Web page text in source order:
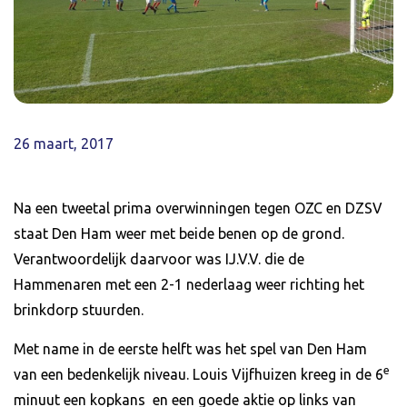
26 maart, 2017
Na een tweetal prima overwinningen tegen OZC en DZSV
staat Den Ham weer met beide benen op de grond.
Verantwoordelijk daarvoor was IJ.V.V. die de
Hammenaren met een 2-1 nederlaag weer richting het
brinkdorp stuurden.
Met name in de eerste helft was het spel van Den Ham
van een bedenkelijk niveau. Louis Vijfhuizen kreeg in de 6e
minuut een kopkans en een goede aktie op links van